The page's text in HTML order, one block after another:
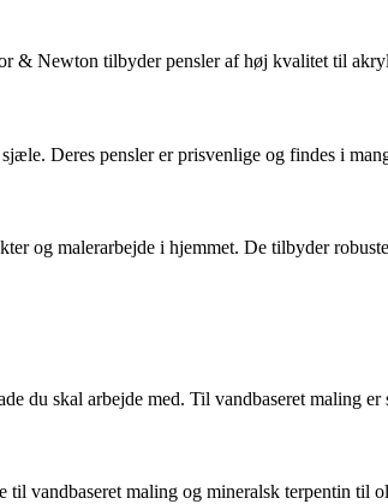
& Newton tilbyder pensler af høj kvalitet til
Deres pensler er prisvenlige og findes i
og malerarbejde i hjemmet. De tilbyder
du skal arbejde med. Til vandbaseret maling
vandbaseret maling og mineralsk terpentin til